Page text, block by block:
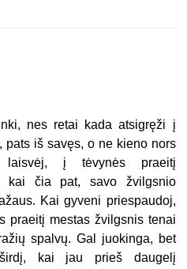
nes retai kada atsigręži į
pats iš savęs, o ne kieno nors
laisvėj, į tėvynės praeitį
kai čia pat, savo žvilgsnio
Kai gyveni priespaudoj,
praeitį mestas žvilgsnis tenai
spalvų. Gal juokinga, bet
kai jau prieš daugelį